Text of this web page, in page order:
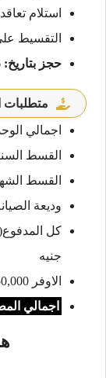
استلام تعاقدي
التقسيط علي 10
حجز بتاريخ: 6-2-2024
متطلبات
اجمالي الوحده علي 10
القسط السنوي:
القسط الشهري:
وديعة الصيانة: 500,460
جنيه
الاوفر 650,000 جنيه
اجمالي المطلوب: